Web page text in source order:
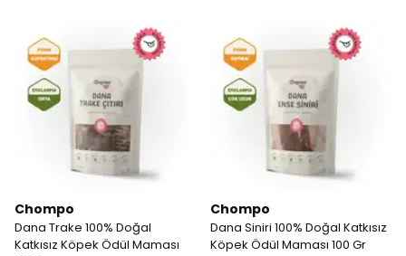
Chompo
Dana Trake 100% Doğal
Katkısız Köpek Ödül Maması
Chompo
Dana Siniri 100% Doğal Katkısız
Köpek Ödül Maması 100 Gr